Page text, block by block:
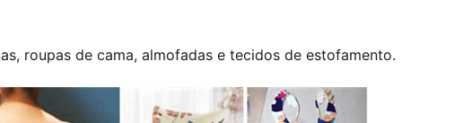
roupas de cama, almofadas e tecidos de estofamento.